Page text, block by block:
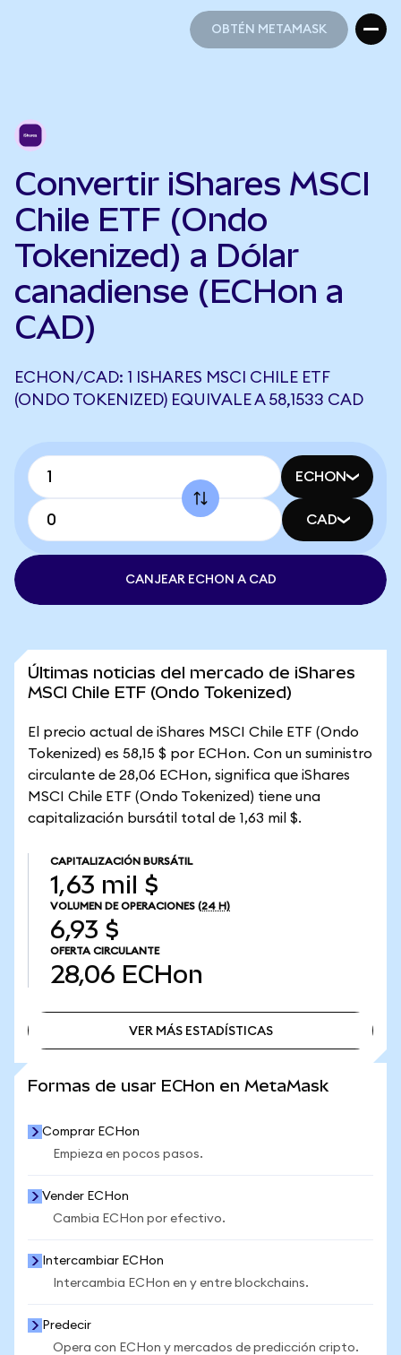
OBTÉN METAMASK
Convertir iShares MSCI
Chile ETF (Ondo
Tokenized) a Dólar
canadiense (ECHon a
CAD)
ECHON/CAD: 1 ISHARES MSCI CHILE ETF
(ONDO TOKENIZED) EQUIVALE A 58,1533 CAD
ECHON
CAD
CANJEAR ECHON A CAD
Últimas noticias del mercado de iShares
MSCI Chile ETF (Ondo Tokenized)
El precio actual de iShares MSCI Chile ETF (Ondo
Tokenized) es 58,15 $ por ECHon. Con un suministro
circulante de 28,06 ECHon, significa que iShares
MSCI Chile ETF (Ondo Tokenized) tiene una
capitalización bursátil total de 1,63 mil $.
CAPITALIZACIÓN BURSÁTIL
1,63 mil $
VOLUMEN DE OPERACIONES (24 H)
6,93 $
OFERTA CIRCULANTE
28,06 ECHon
VER MÁS ESTADÍSTICAS
Formas de usar ECHon en MetaMask
Comprar ECHon
Empieza en pocos pasos.
Vender ECHon
Cambia ECHon por efectivo.
Intercambiar ECHon
Intercambia ECHon en y entre blockchains.
Predecir
Opera con ECHon y mercados de predicción cripto.